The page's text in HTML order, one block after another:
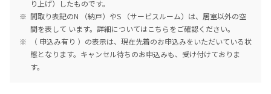
り上げ）したものです。
間取り表記のN （納戸）やS （サービスルーム）は、居室以外の空
間を表して います。詳細についてはこちらをご確認ください。
（ 申込み有り ）の表示は、現在先着のお申込みをいただいている状
態となります。キャンセル待ちのお申込みも、受け付けておりま
す。